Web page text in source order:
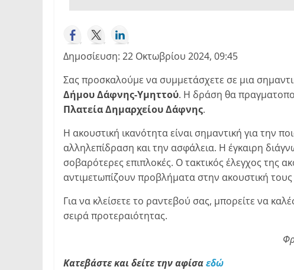
Δημοσίευση: 22 Οκτωβρίου 2024, 09:45
Σας προσκαλούμε να συμμετάσχετε σε μια
Δήμου Δάφνης-Υμηττού. Η δράση θα
Πλατεία Δημαρχείου Δάφνης.
Η ακουστική ικανότητα είναι σημαντική για την
αλληλεπίδραση και την ασφάλεια. Η έγκαιρη
σοβαρότερες επιπλοκές. Ο τακτικός έλεγχος της
αντιμετωπίζουν προβλήματα στην ακουστική
Για να κλείσετε το ραντεβού σας, μπορείτε να
σειρά προτεραιότητας.
Κατεβάστε και δείτε την αφίσαεδώ